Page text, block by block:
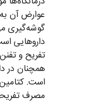
عوارض آن
گوشه‌گیری
داروهایی
تفریح و
همچنان در
است. کتامین
مصرف